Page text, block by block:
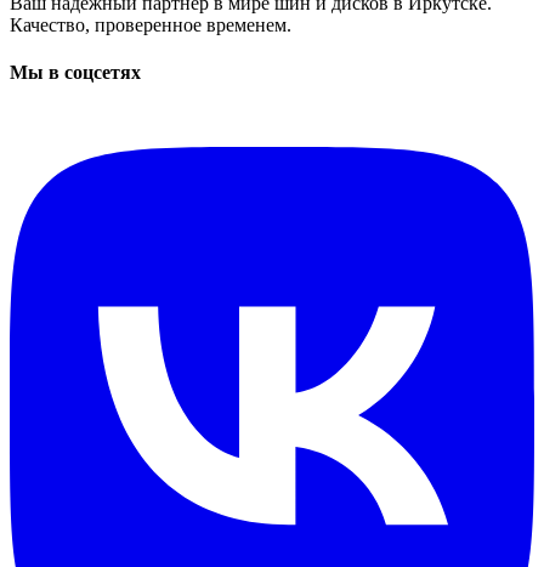
Качество, проверенное временем.
Мы в соцсетях